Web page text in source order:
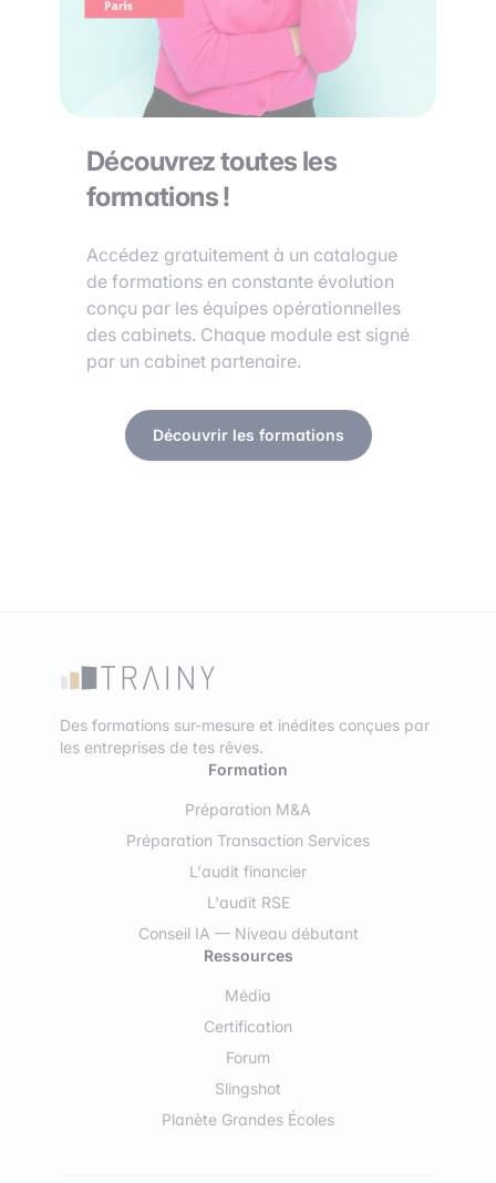
Découvrez toutes les
formations !
Accédez gratuitement à un catalogue
de formations en constante évolution
conçu par les équipes opérationnelles
des cabinets. Chaque module est signé
par un cabinet partenaire.
Découvrir les formations
Des formations sur-mesure et inédites conçues par
les entreprises de tes rêves.
Formation
Préparation M&A
Préparation Transaction Services
L'audit financier
L'audit RSE
Conseil IA — Niveau débutant
Ressources
Média
Certification
Forum
Slingshot
Planète Grandes Écoles